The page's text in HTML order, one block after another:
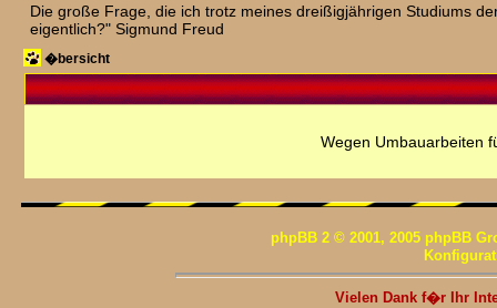
Die große Frage, die ich trotz meines dreißigjährigen Studiums
eigentlich?" Sigmund Freud
�bersicht
Wegen Umbauarbeiten
phpBB 2 © 2001, 2005 phpBB
Vielen Dank f�r Ihr